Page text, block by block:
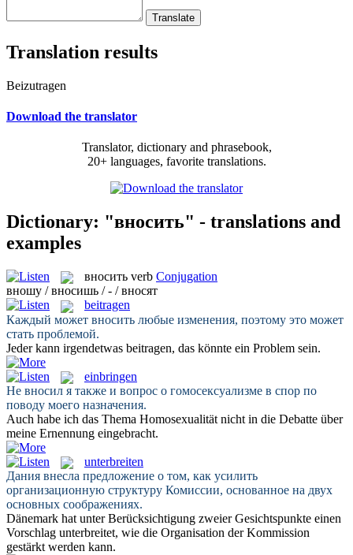
Translation results
Beizutragen
Download the translator
Translator, dictionary and phrasebook,
20+ languages, favorite translations.
Dictionary: "вносить" - translations and
examples
вносить verb Conjugation
вношу / вносишь / - / вносят
beitragen
Каждый может вносить любые изменения, поэтому это может
стать проблемой.
Jeder kann irgendetwas beitragen, das könnte ein Problem sein.
einbringen
Не вносил я также и вопрос о гомосексуализме в спор по
поводу моего назначения.
Auch habe ich das Thema Homosexualität nicht in die Debatte über
meine Ernennung eingebracht.
unterbreiten
Дания внесла предложение о том, как усилить
организационную структуру Комиссии, основанное на двух
основных соображениях.
Dänemark hat unter Berücksichtigung zweier Gesichtspunkte einen
Vorschlag unterbreitet, wie die Organisation der Kommission
gestärkt werden kann.